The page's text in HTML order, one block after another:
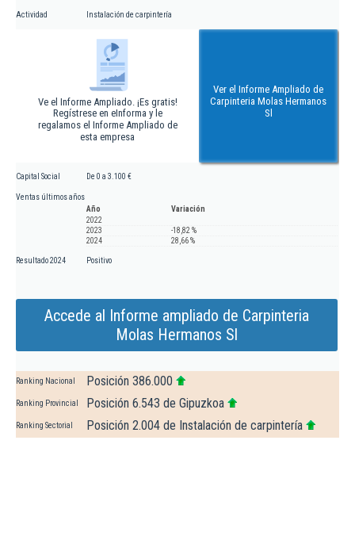
Actividad Instalación de carpintería
Ve el Informe Ampliado. ¡Es gratis!
Regístrese en eInforma y le
regalamos el Informe Ampliado de
esta empresa
Ver el Informe Ampliado de
Carpinteria Molas Hermanos
Sl
Capital Social De 0 a 3.100 €
Ventas últimos años
Año
Variación
2022
2023
-18,82 %
2024
28,66 %
Resultado 2024 Positivo
Accede al Informe ampliado de Carpinteria
Molas Hermanos Sl
Ranking Nacional Posición 386.000
Ranking Provincial Posición 6.543 de Gipuzkoa
Ranking Sectorial Posición 2.004 de Instalación de carpintería